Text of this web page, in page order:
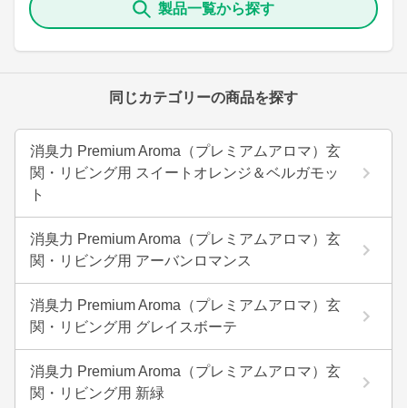
製品一覧から探す
同じカテゴリーの商品を探す
消臭力 Premium Aroma（プレミアムアロマ）玄
関・リビング用 スイートオレンジ＆ベルガモッ
ト
消臭力 Premium Aroma（プレミアムアロマ）玄
関・リビング用 アーバンロマンス
消臭力 Premium Aroma（プレミアムアロマ）玄
関・リビング用 グレイスボーテ
消臭力 Premium Aroma（プレミアムアロマ）玄
関・リビング用 新緑